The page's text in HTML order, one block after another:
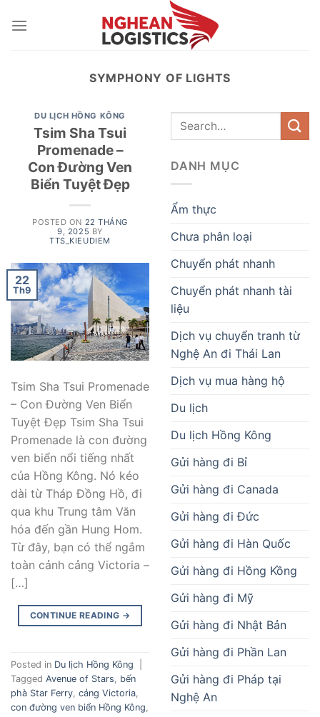
SYMPHONY OF LIGHTS
DU LỊCH HỒNG KÔNG
Tsim Sha Tsui
Promenade –
Con Đường Ven
Biển Tuyệt Đẹp
POSTED ON 22 THÁNG
9, 2025 BY
TTS_KIEUDIEM
22
Th9
Tsim Sha Tsui Promenade
– Con Đường Ven Biển
Tuyệt Đẹp Tsim Sha Tsui
Promenade là con đường
ven biển nổi tiếng nhất
của Hồng Kông. Nó kéo
dài từ Tháp Đồng Hồ, đi
qua khu Trung tâm Văn
hóa đến gần Hung Hom.
Từ đây, bạn có thể ngắm
toàn cảnh cảng Victoria –
[…]
CONTINUE READING →
Posted in Du lịch Hồng Kông
Tagged Avenue of Stars
bến
phà Star Ferry cảng Victoria
con đường ven biển Hồng Kông
DANH MỤC
Ẩm thực
Chưa phân loại
Chuyển phát nhanh
Chuyển phát nhanh tài
liệu
Dịch vụ chuyển tranh từ
Nghệ An đi Thái Lan
Dịch vụ mua hàng hộ
Du lịch
Du lịch Hồng Kông
Gửi hàng đi Bỉ
Gửi hàng đi Canada
Gửi hàng đi Đức
Gửi hàng đi Hàn Quốc
Gửi hàng đi Hồng Kồng
Gửi hàng đi Mỹ
Gửi hàng đi Nhật Bản
Gửi hàng đi Phần Lan
Gửi hàng đi Pháp tại
Nghệ An